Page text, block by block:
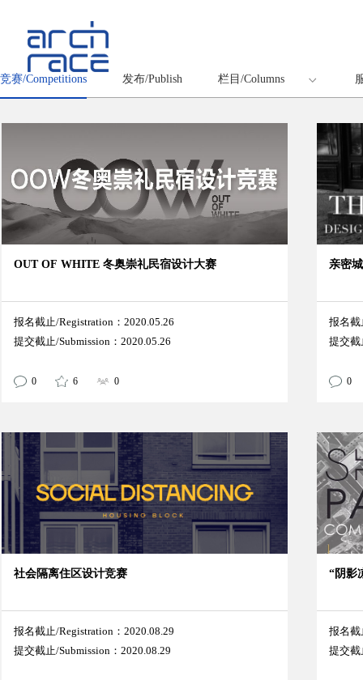
竞赛/Competitions 发布/Publish 栏目/Columns
OUT OF WHITE 冬奥崇礼民宿设计大赛
报名截止/Registration：2020.05.26
提交截止/Submission：2020.05.26
0 6 0
亲密
报名截
提交截
0
社会隔离住区设计竞赛
报名截止/Registration：2020.08.29
提交截止/Submission：2020.08.29
“阴影
报名截
提交截